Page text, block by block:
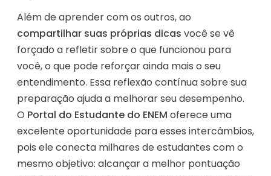
Além de aprender com os outros, ao
compartilhar suas próprias dicas você se vê
forçado a refletir sobre o que funcionou para
você, o que pode reforçar ainda mais o seu
entendimento. Essa reflexão contínua sobre sua
preparação ajuda a melhorar seu desempenho.
O Portal do Estudante do ENEM oferece uma
excelente oportunidade para esses intercâmbios,
pois ele conecta milhares de estudantes com o
mesmo objetivo: alcançar a melhor pontuação